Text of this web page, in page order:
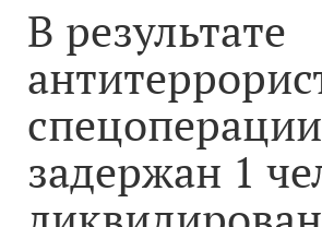
В результате
задержан 1